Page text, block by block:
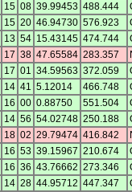
15 08 39.99453 488.444
15 20 46.94730 576.923
13 54 15.43145 474.744
17 38 47.65584 283.357
17 01 34.59563 372.059
14 41 5.12014 466.748
16 00 0.88750 551.504
14 56 54.02748 250.188
18 02 29.79474 416.842
16 53 39.15967 210.674
16 36 43.76662 273.346
14 28 44.95712 447.347